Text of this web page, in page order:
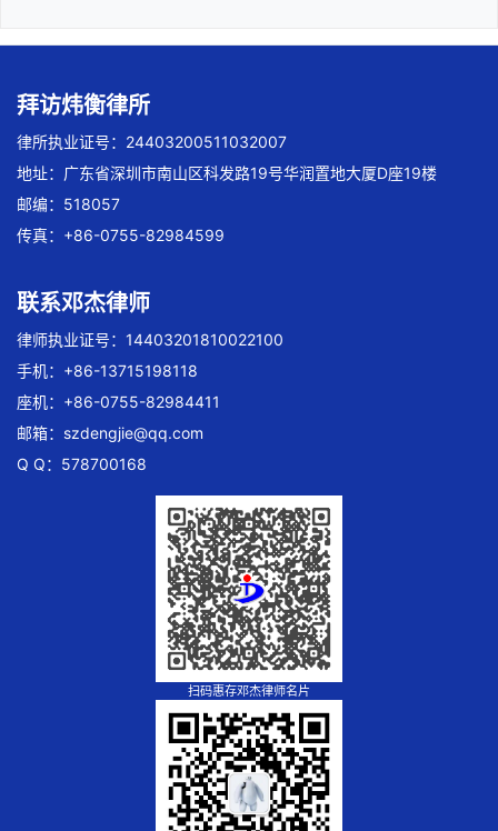
拜访炜衡律所
律所执业证号：24403200511032007
地址：广东省深圳市南山区科发路19号华润置地大厦D座19楼
邮编：518057
传真：+86-0755-82984599
联系邓杰律师
律师执业证号：14403201810022100
手机：+86-13715198118
座机：+86-0755-82984411
邮箱： szdengjie@qq.com
Q Q：578700168
扫码惠存邓杰律师名片